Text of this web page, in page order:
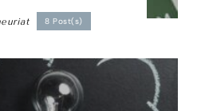
8 Post(s)